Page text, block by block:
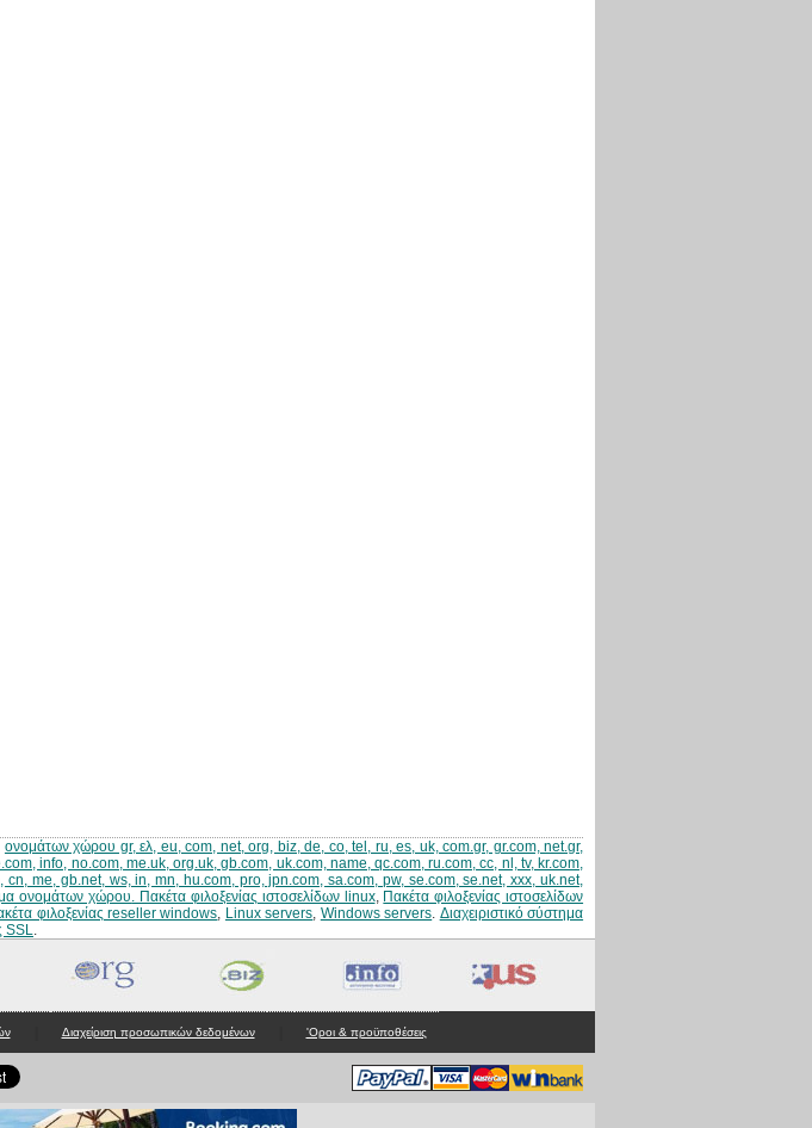
ονομάτων χώρου gr, ελ, eu, com, net, org, biz, de, co, tel, ru, es, uk, com.gr, gr.com, net.gr,
info, no.com, me.uk, org.uk, gb.com, uk.com, name, qc.com, ru.com, cc, nl, tv, kr.com,
me, gb.net, ws, in, mn, hu.com, pro, jpn.com, sa.com, pw, se.com, se.net, xxx, uk.net,
ονομάτων χώρου. Πακέτα φιλοξενίας ιστοσελίδων linux, Πακέτα φιλοξενίας ιστοσελίδων
φιλοξενίας reseller windows, Linux servers, Windows servers. Διαχειριστικό σύστημα
SSL.
Διαχείριση προσωπικών δεδομένων 'Οροι & προϋποθέσεις